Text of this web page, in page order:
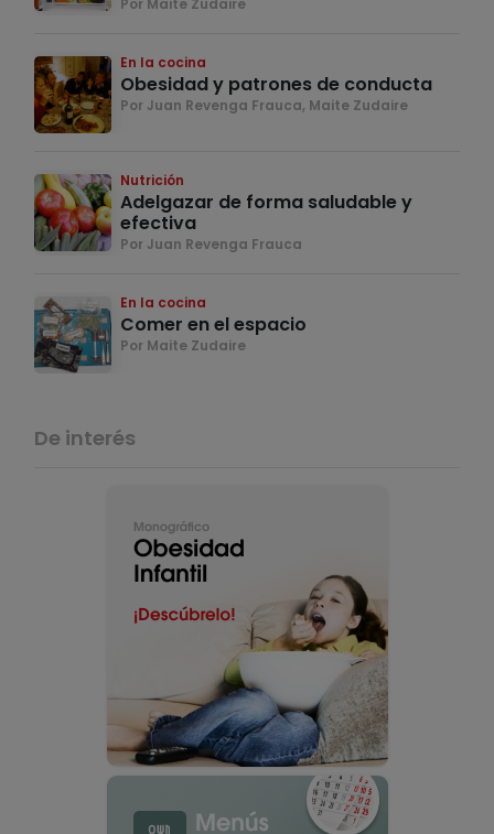
Por Maite Zudaire
En la cocina
Obesidad y patrones de conducta
Por Juan Revenga Frauca, Maite Zudaire
Nutrición
Adelgazar de forma saludable y
efectiva
Por Juan Revenga Frauca
En la cocina
Comer en el espacio
Por Maite Zudaire
De interés